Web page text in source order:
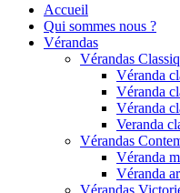
Accueil
Qui sommes nous ?
Vérandas
Vérandas
Véranda
Véranda
Véranda
Veranda
Vérandas
Véranda
Véranda
Vérandas